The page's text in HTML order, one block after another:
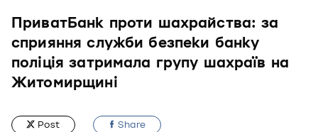
ПриватБанк проти шахрайства: за
сприяння служби безпеки банку
поліція затримала групу шахраїв на
Житомирщині
Post Share